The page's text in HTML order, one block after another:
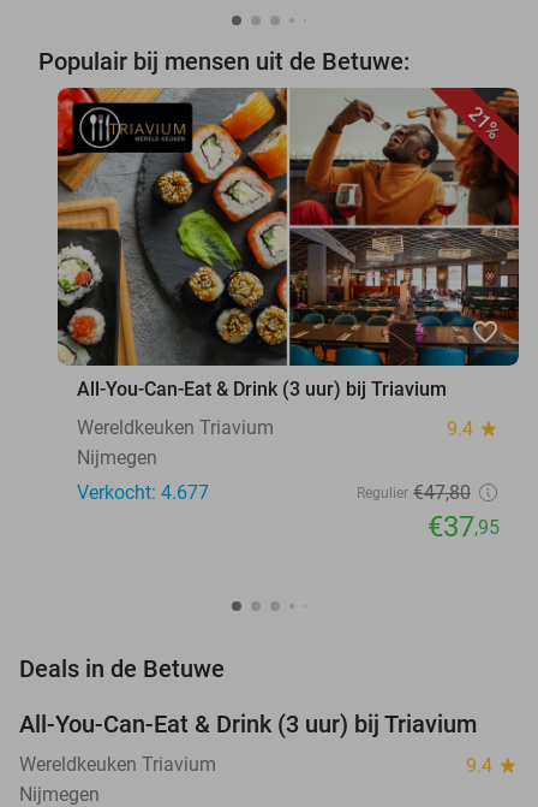
Populair bij mensen uit de Betuwe:
21%
favorite_border
All-You-Can-Eat & Drink (3 uur) bij Triavium
Wereldkeuken Triavium
9.4 star
Nijmegen
Verkocht: 4.677
Regulier €47,80
€37,95
Deals in de Betuwe
21%
All-You-Can-Eat & Drink (3 uur) bij Triavium
Wereldkeuken Triavium 9.4 star
Nijmegen